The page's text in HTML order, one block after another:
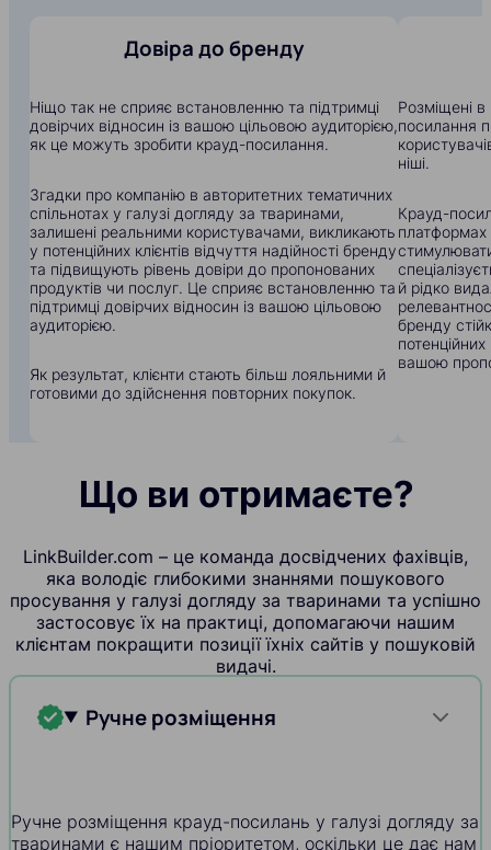
Довіра до бренду
Ніщо так не сприяє встановленню та підтримці
довірчих відносин із вашою цільовою аудиторією,
як це можуть зробити крауд-посилання.
Згадки про компанію в авторитетних тематичних
спільнотах у галузі догляду за тваринами,
залишені реальними користувачами, викликають
у потенційних клієнтів відчуття надійності бренду
та підвищують рівень довіри до пропонованих
продуктів чи послуг. Це сприяє встановленню та
підтримці довірчих відносин із вашою цільовою
аудиторією.
Як результат, клієнти стають більш лояльними й
готовими до здійснення повторних покупок.
Розміщені в
посилання
ніші.
Крауд-
й рідко
бренду
потенційних
вашою
Що ви отримаєте?
LinkBuilder.com – це команда досвідчених фахівців,
яка володіє глибокими знаннями пошукового
просування у галузі догляду за тваринами та успішно
застосовує їх на практиці, допомагаючи нашим
клієнтам покращити позиції їхніх сайтів у пошуковій
видачі.
Ручне розміщення
Ручне розміщення крауд-посилань у галузі догляду за
тваринами є нашим пріоритетом, оскільки це дає нам